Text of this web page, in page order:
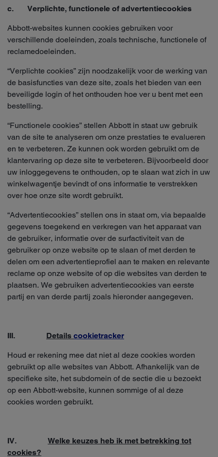
c. Verplichte, functionele of advertentiecookies
Abbott-websites kunnen cookies gebruiken voor
verschillende doeleinden, zoals technische, functionele of
reclamedoeleinden.
“Verplichte cookies” zijn noodzakelijk voor de werking van
de basisfuncties van deze site, zoals het bieden van een
beveiligde login of het onthouden hoe ver u bent met een
bestelling.
“Functionele cookies” stellen Abbott in staat uw gebruik
van de site te analyseren om onze prestaties te evalueren
en te verbeteren. Ze kunnen ook worden gebruikt om de
klantervaring op deze site te verbeteren. Bijvoorbeeld door
uw inloggegevens te onthouden, op te slaan wat zich in uw
winkelwagentje bevindt of ons informatie te verstrekken
over hoe onze site wordt gebruikt.
“Advertentiecookies” stellen ons in staat om, via bepaalde
gegevens toegekend en verkregen van het apparaat van
de gebruiker, informatie over de surfactiviteit van de
gebruiker op onze website op te slaan of met derden te
delen om een advertentieprofiel aan te maken en relevante
reclame op onze website of op die websites van derden te
plaatsen. We gebruiken advertentiecookies van eerste
partij en van derde partij zoals hieronder aangegeven.
III. Details cookietracker
Houd er rekening mee dat niet al deze cookies worden
gebruikt op alle websites van Abbott. Afhankelijk van de
specifieke site, het subdomein of de sectie die u bezoekt
op een Abbott-website, kunnen sommige of al deze
cookies worden gebruikt.
IV. Welke keuzes heb ik met betrekking tot
cookies?